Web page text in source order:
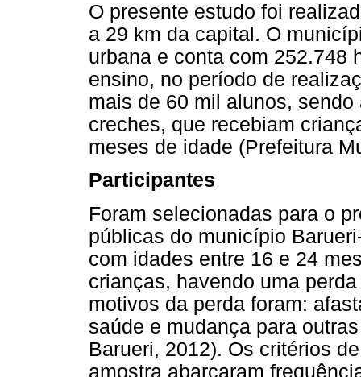
O presente estudo foi
a 29 km da capital. O
urbana e conta com 252.748
ensino, no período de
mais de 60 mil alunos,
creches, que recebiam
meses de idade (Prefeitura
Participantes
Foram selecionadas para o
públicas do município
com idades entre 16 e 24
crianças, havendo uma
motivos da perda foram:
saúde e mudança para
Barueri, 2012). Os critérios
amostra abarcaram